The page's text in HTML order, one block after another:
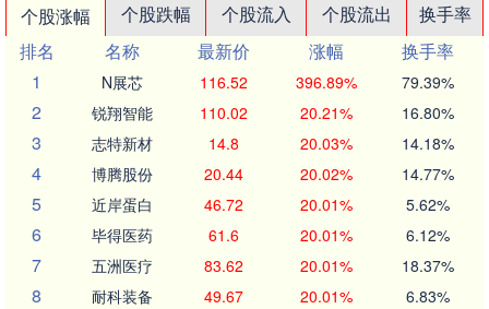
个股涨幅 个股跌幅 个股流入 个股流出
换手率
排名
名称 最新价 涨幅
换手率
1
N展芯 116.52 396.89% 79.39%
2 锐翔智能 110.02 20.21% 16.80%
3 志特新材 14.8 20.03% 14.18%
4 博腾股份 20.44 20.02% 14.77%
5 近岸蛋白 46.72 20.01% 5.62%
6 毕得医药 61.6 20.01% 6.12%
7 五洲医疗 83.62 20.01% 18.37%
8 耐科装备 49.67 20.01% 6.83%